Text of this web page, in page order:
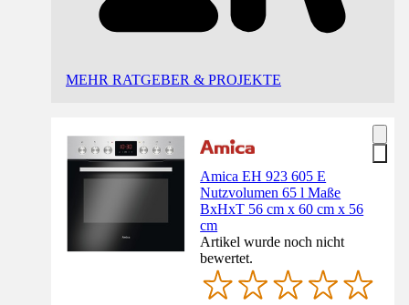
MEHR RATGEBER & PROJEKTE
Amica EH 923 605 E
Nutzvolumen 65 l Maße
BxHxT 56 cm x 60 cm x 56
cm
Artikel wurde noch nicht
bewertet.